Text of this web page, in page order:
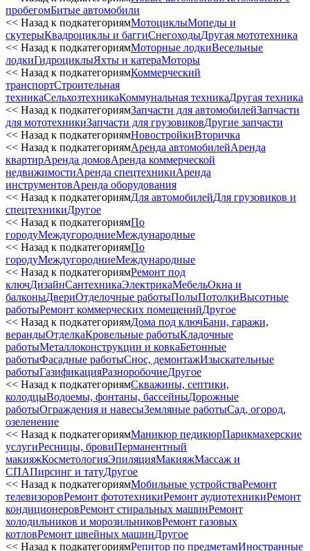
пробегомБитые автомобили
<< Назад к подкатегориямМотоциклыМопеды и
скутерыКвадроциклы и баггиСнегоходыДругая мототехника
<< Назад к подкатегориямМоторные лодкиВесельные
лодкиГидроциклыЯхты и катераМоторы
<< Назад к подкатегориямКоммерческий
транспортСтроительная
техникаСельхозтехникаКоммунальная техникаДругая техника
<< Назад к подкатегориямЗапчасти для автомобилейЗапчасти
для мототехникиЗапчасти для грузовиковДругие запчасти
<< Назад к подкатегориямНовостройкиВторичка
<< Назад к подкатегориямАренда автомобилейАренда
квартирАренда домовАренда коммерческой
недвижимостиАренда спецтехникиАренда
инструментовАренда оборудования
<< Назад к подкатегориямДля автомобилейДля грузовиков и
спецтехникиДругое
<< Назад к подкатегориямПо
городуМеждугородниеМеждународные
<< Назад к подкатегориямПо
городуМеждугородниеМеждународные
<< Назад к подкатегориямРемонт под
ключДизайнСантехникаЭлектрикаМебельОкна и
балконыДвериОтделочные работыПолыПотолкиВысотные
работыРемонт коммерческих помещенийДругое
<< Назад к подкатегориямДома под ключБани, гаражи,
верандыОтделкаКровельные работыКладочные
работыМеталлоконструкции и ковкаБетонные
работыФасадные работыСнос, демонтажИзыскательные
работыГазификацияРазноробочиеДругое
<< Назад к подкатегориямСкважины, септики,
колодцыВодоемы, фонтаны, бассейныДорожные
работыОграждения и навесыЗемляные работыСад, огород,
озеленение
<< Назад к подкатегориямМаникюр педикюрПарикмахерские
услугиРесницы, бровиПерманентный
макияжКосметологияЭпиляцияМакияжМассаж и
СПАПирсинг и татуДругое
<< Назад к подкатегориямМобильные устройстваРемонт
телевизоровРемонт фототехникиРемонт аудиотехникиРемонт
кондиционеровРемонт стиральных машинРемонт
холодильников и морозильниковРемонт газовых
котловРемонт швейных машинДругое
<< Назад к подкатегориямРепитор по предметамИностранные